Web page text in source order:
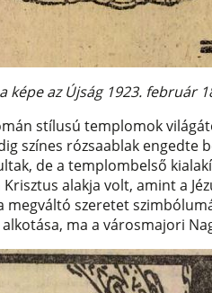
képe az Újság 1923. február
stílusú templomok
színes rózsaablak engedte
de a templombelső
alakja volt, amint a
megváltó szeretet
ma a városmajori